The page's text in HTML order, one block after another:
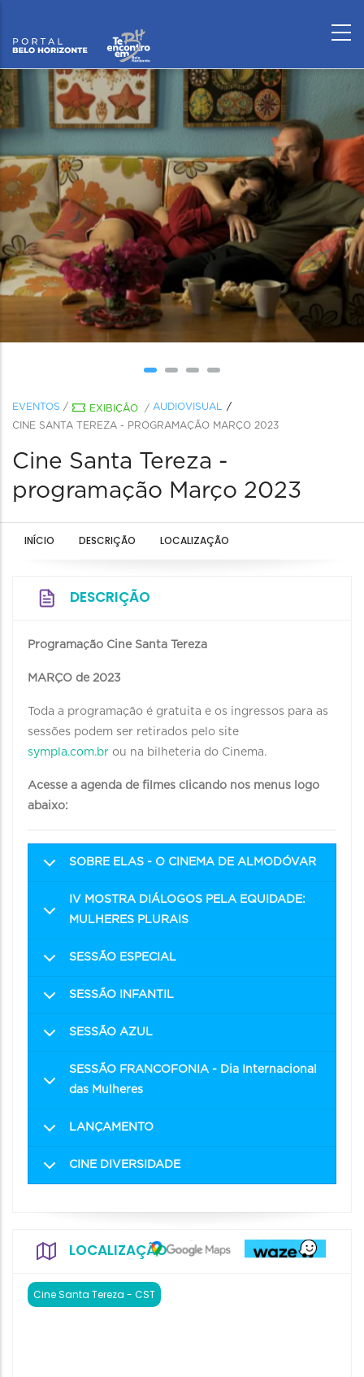
EVENTOS / EXIBIÇÃO / AUDIOVISUAL
CINE SANTA TEREZA - PROGRAMAÇÃO MARÇO 2023
Cine Santa Tereza -
programação Março 2023
INÍCIO DESCRIÇÃO LOCALIZAÇÃO
DESCRIÇÃO
Programação Cine Santa Tereza
MARÇO de 2023
Toda a programação é gratuita e os ingressos para as
sessões podem ser retirados pelo site
sympla.com.br ou na bilheteria do Cinema.
Acesse a agenda de filmes clicando nos menus logo
abaixo:
SOBRE ELAS - O CINEMA DE ALMODÓVAR
IV MOSTRA DIÁLOGOS PELA EQUIDADE:
MULHERES PLURAIS
SESSÃO ESPECIAL
SESSÃO INFANTIL
SESSÃO AZUL
SESSÃO FRANCOFONIA - Dia Internacional
das Mulheres
LANÇAMENTO
CINE DIVERSIDADE
LOCALIZAÇÃO
Cine Santa Tereza - CST